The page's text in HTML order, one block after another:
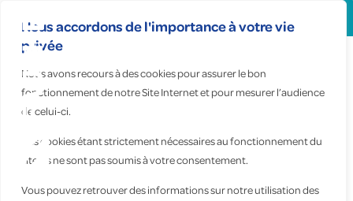
Nous accordons de l'importance à votre vie
privée
Nous avons recours à des cookies pour assurer le bon
fonctionnement de notre Site Internet et pour mesurer l’audience
de celui-ci.
Ces cookies étant strictement nécessaires au fonctionnement du
site, ils ne sont pas soumis à votre consentement.
Vous pouvez retrouver des informations sur notre utilisation des
Projets
Accueil > Lumelec Projets